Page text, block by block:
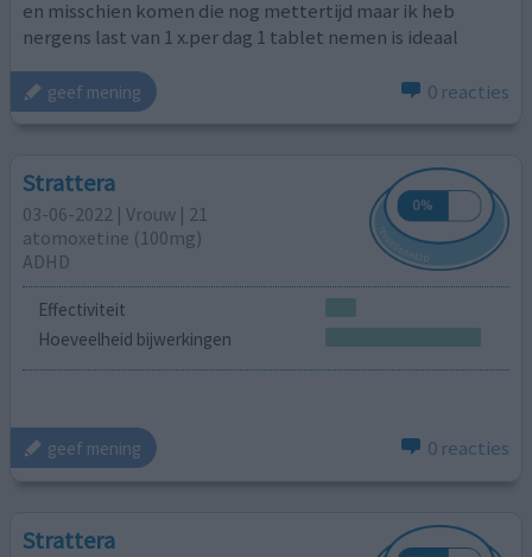
en misschien komen die nog mettertijd maar ik heb
nergens last van 1 x.per dag 1 tablet nemen is ideaal
geef mening 0 reacties
Strattera
03-06-2022 | Vrouw | 21
atomoxetine (100mg)
ADHD
Effectiviteit
Hoeveelheid bijwerkingen
geef mening 0 reacties
Strattera